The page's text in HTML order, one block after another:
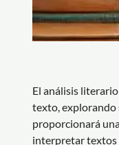
El análisis
texto, explorando
proporcionará
interpretar textos